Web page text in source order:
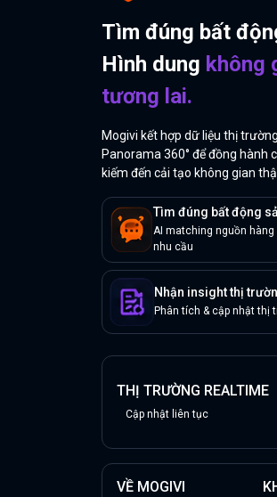
Tìm đúng bất
Hình dung không
tương lai.
Mogivi kết hợp dữ liệu thị
Panorama 360° để đồng hành
kiếm đến cải tạo không gian
Tìm đúng bất động
AI matching nguồn hàng
nhu cầu
Nhận insight thị
Phân tích & cập nhật thị
THỊ TRƯỜNG REALTIME
Cập nhật liên tục
VỀ MOGIVI